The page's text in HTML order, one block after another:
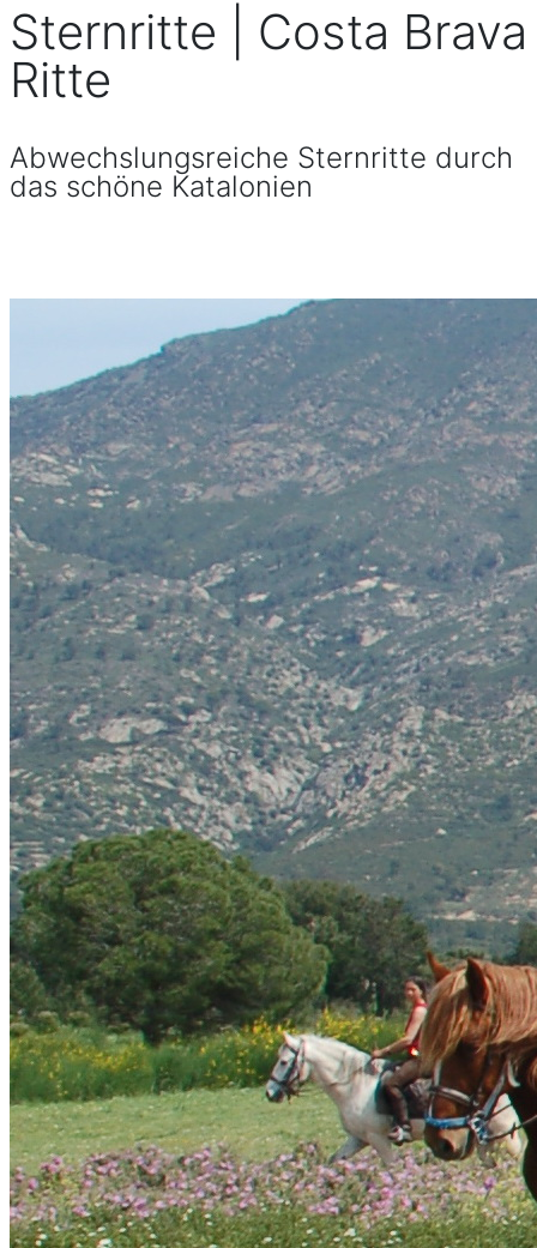
Sternritte | Costa Brava
Ritte
Abwechslungsreiche Sternritte durch
das schöne Katalonien